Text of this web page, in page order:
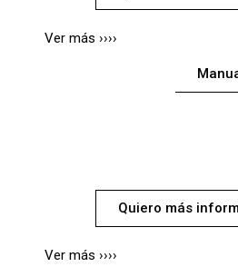
Ver más ››››
Quiero más
Ver más ››››